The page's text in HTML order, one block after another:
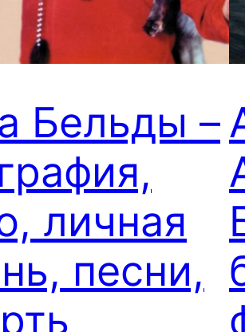
Бельды –
личная
песни,